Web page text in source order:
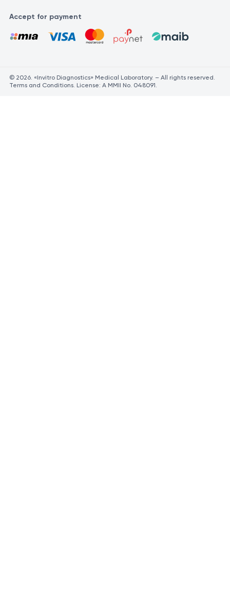
Accept for payment
© 2026. «Invitro Diagnostics» Medical Laboratory. – All rights reserved.
Terms and Conditions. License: A MMII No. 048091.